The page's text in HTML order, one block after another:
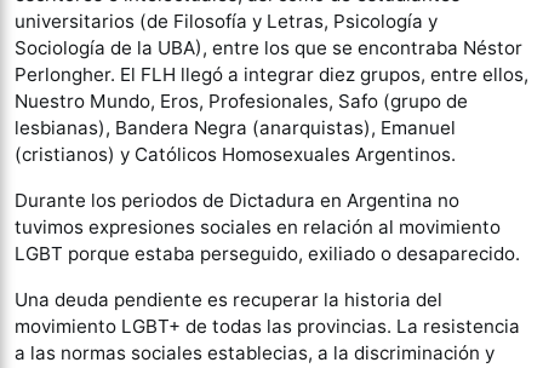
universitarios (de Filosofía y Letras, Psicología y
Sociología de la UBA), entre los que se encontraba Néstor
Perlongher. El FLH llegó a integrar diez grupos, entre ellos,
Nuestro Mundo, Eros, Profesionales, Safo (grupo de
lesbianas), Bandera Negra (anarquistas), Emanuel
(cristianos) y Católicos Homosexuales Argentinos.
Durante los periodos de Dictadura en Argentina no
tuvimos expresiones sociales en relación al movimiento
LGBT porque estaba perseguido, exiliado o desaparecido.
Una deuda pendiente es recuperar la historia del
movimiento LGBT+ de todas las provincias. La resistencia
a las normas sociales establecias, a la discriminación y